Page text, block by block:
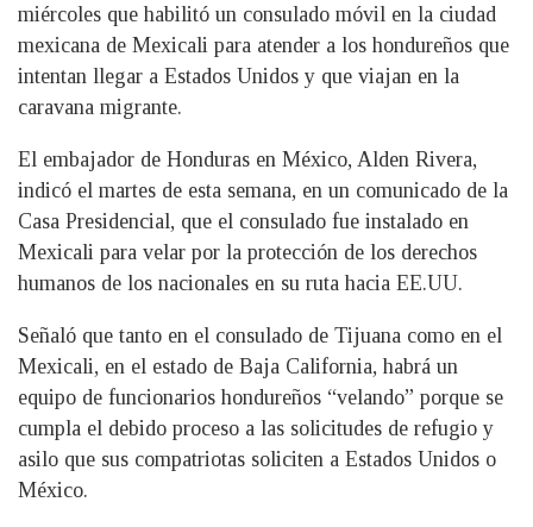
miércoles que habilitó un consulado móvil en la ciudad
mexicana de Mexicali para atender a los hondureños que
intentan llegar a Estados Unidos y que viajan en la
caravana migrante.
El embajador de Honduras en México, Alden Rivera,
indicó el martes de esta semana, en un comunicado de la
Casa Presidencial, que el consulado fue instalado en
Mexicali para velar por la protección de los derechos
humanos de los nacionales en su ruta hacia EE.UU.
Señaló que tanto en el consulado de Tijuana como en el
Mexicali, en el estado de Baja California, habrá un
equipo de funcionarios hondureños “velando” porque se
cumpla el debido proceso a las solicitudes de refugio y
asilo que sus compatriotas soliciten a Estados Unidos o
México.